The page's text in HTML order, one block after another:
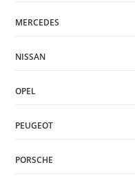
MERCEDES
NISSAN
OPEL
PEUGEOT
PORSCHE